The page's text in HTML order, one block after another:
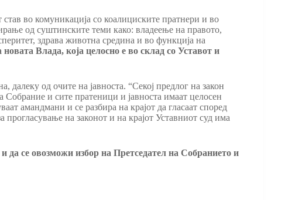
во комуникација со коалициските пратнери и во
од суштинските теми како: владеење на правото,
здрава животна средина и во функција на
Влада, која целосно е во склад со Уставот и
од очите на јавноста. “Секој предлог на закон
и сите пратеници и јавноста имаат целосен
амандмани и се разбира на крајот да гласаат според
на законот и на крајот Уставниот суд има
да се овозможи избор на Претседател на Собранието и